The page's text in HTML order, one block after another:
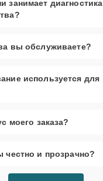
занимает диагностика
вы обслуживаете?
используется для
моего заказа?
честно и прозрачно?